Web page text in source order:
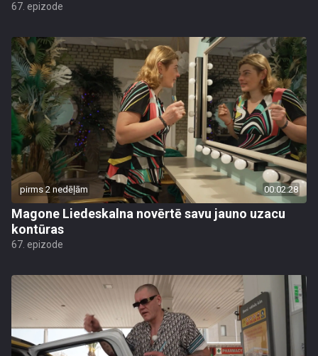
67. epizode
pirms 2 nedēļām 00:02:28
Magone Liedeskalna novērtē savu jauno uzacu
kontūras
67. epizode